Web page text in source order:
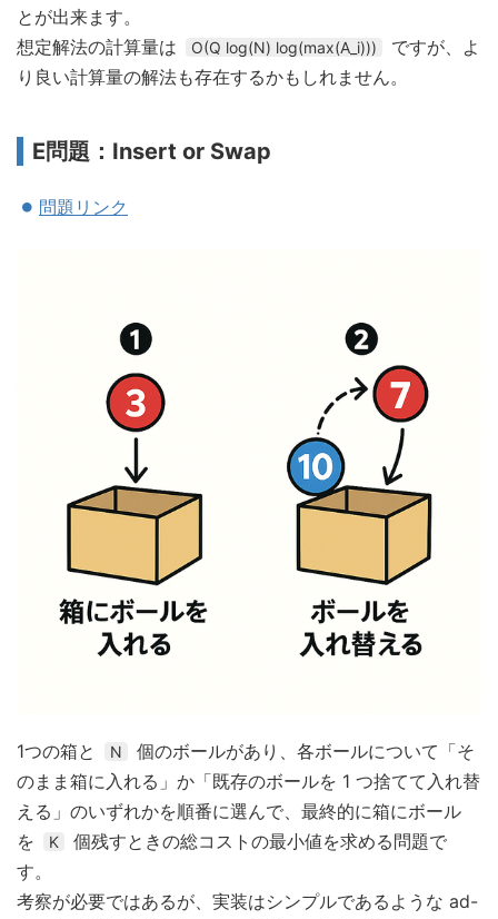
とが出来ます。
想定解法の計算量は
O(Q log(N) log(max(A_i)))
ですが、よ
り良い計算量の解法も存在するかもしれません。
E問題：Insert or Swap
問題リンク
1つの箱と N
個のボールがあり、各ボールについて「そ
のまま箱に入れる」か「既存のボールを 1 つ捨てて入れ替
える」のいずれかを順番に選んで、最終的に箱にボール
を
K
個残すときの総コストの最小値を求める問題で
す。
考察が必要ではあるが、実装はシンプルであるような ad-